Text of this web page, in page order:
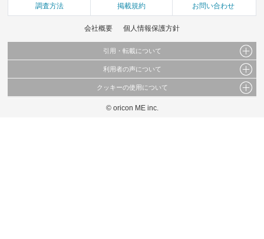
調査方法 掲載規約 お問い合わせ
会社概要 個人情報保護方針
引用・転載について
当サイトで公開されている情報（文字、写真、イラスト、画像データ等）及びこれらの配
これらの情報を権利者の許可なく無断転載・複製などの二次利用を行うことは固く禁じて
利用者の声について
当サイトに掲載している内容はすべてサービスの利用者が提出された見解・感想です。
弊社の見解・ 意見ではないことをご理解いただいた上でご覧ください。
クッキーの使用について
このサイトでは Cookie を使用して、ユーザーに合わせたコンテンツや広告の表示、ソー
© oricon ME inc.